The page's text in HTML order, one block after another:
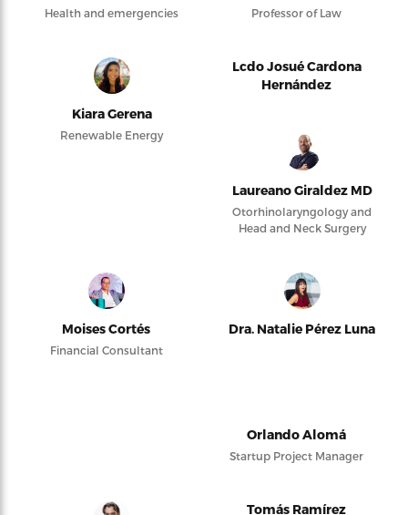
Health and emergencies Professor of Law
Kiara Gerena
Renewable Energy
Lcdo Josué Cardona
Hernández
Laureano Giraldez MD
Otorhinolaryngology and
Head and Neck Surgery
Moises Cortés
Financial Consultant
Dra. Natalie Pérez Luna
Orlando Alomá
Startup Project Manager
Tomás Ramírez